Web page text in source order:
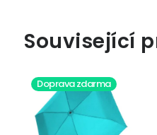
Související
Doprava zdarma